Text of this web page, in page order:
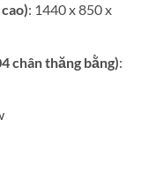
: 1440 x 850 x
chân thăng bằng):